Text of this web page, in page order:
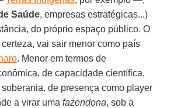
Saúde, empresas estratégicas...)
do próprio espaço público. O
certeza, vai sair menor como país
. Menor em termos de
de capacidade científica,
de presença como player
a virar umafazendona, sob a